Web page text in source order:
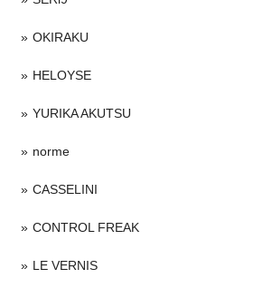
OKIRAKU
HELOYSE
YURIKA AKUTSU
norme
CASSELINI
CONTROL FREAK
LE VERNIS